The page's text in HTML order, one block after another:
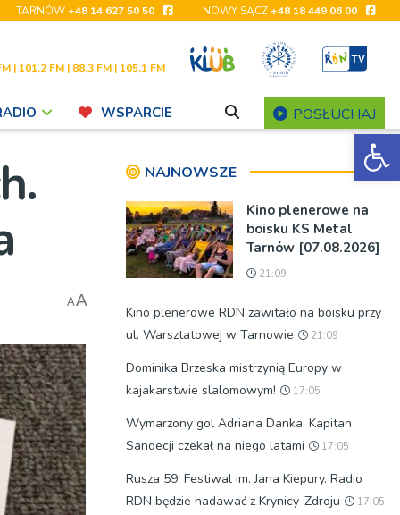
TARNÓW+48 14 627 50 50 NOWY SĄCZ+48 18 449 06 00
| 101,2 FM | 88,3 FM | 105,1 FM
WSPARCIE POSŁUCHAJ
AA
NAJNOWSZE
Kino plenerowe na
boisku KS Metal
Tarnów [07.08.2026]
21:09
Kino plenerowe RDN zawitało na boisku przy
ul. Warsztatowej w Tarnowie
21:09
Dominika Brzeska mistrzynią Europy w
kajakarstwie slalomowym!
17:05
Wymarzony gol Adriana Danka. Kapitan
Sandecji czekał na niego latami
17:05
Rusza 59. Festiwal im. Jana Kiepury. Radio
RDN będzie nadawać z Krynicy-Zdroju
17:05